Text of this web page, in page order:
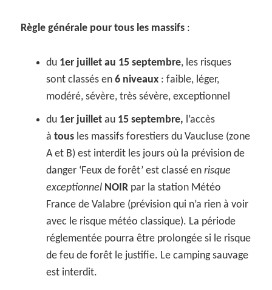
Règle générale pour tous les massifs :
du 1er juillet au 15 septembre, les risques
sont classés en6 niveaux : faible, léger,
modéré, sévère, très sévère, exceptionnel
du 1er juillet au 15 septembre, l’accès
àtous les massifs forestiers du Vaucluse (zone
A et B) est interdit les jours où la prévision de
danger ‘Feux de forêt’ est classé enrisque
exceptionnel NOIR par la station Météo
France de Valabre (prévision qui n’a rien à voir
avec le risque météo classique). La période
réglementée pourra être prolongée si le risque
de feu de forêt le justifie. Le camping sauvage
est interdit.